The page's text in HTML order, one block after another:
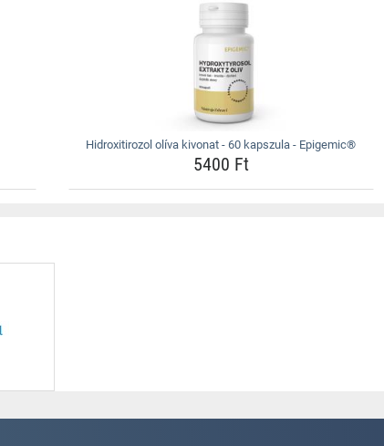
Hidroxitirozol olíva kivonat - 60 kapszula - Epigemic®
5400 Ft